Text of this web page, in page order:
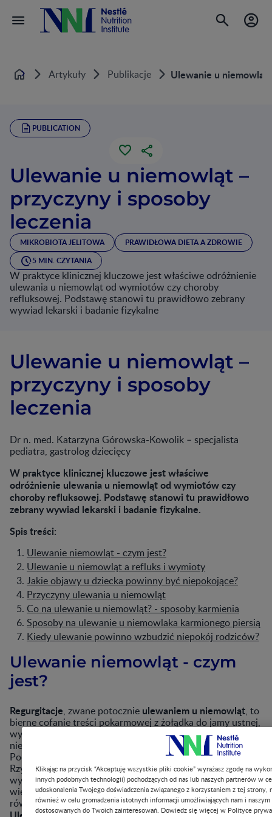
Home Artykuły Publikacje Ulewanie u niemowląt
PUBLICATION
Ulewanie u niemowląt –
przyczyny i sposoby
leczenia
MIKROBIOTA JELITOWA
PRAWIDŁOWA DIETA A ZDROWIE
5 MIN. CZYTANIA
W praktyce klinicznej kluczowe jest właściwe odróżnienie
ulewania u niemowląt od wymiotów czy choroby
refluksowej. Podstawę stanowi tu prawidłowo zebrany
wywiad lekarski i badanie fizykalne
Ulewanie u niemowląt –
przyczyny i sposoby
leczenia
Dr n. med. Katarzyna Górowska-Kowolik – specjalista
pediatra, gastrolog dziecięcy
W praktyce klinicznej kluczowe jest właściwe
odróżnienie ulewania u niemowląt od wymiotów czy
choroby refluksowej. Podstawę stanowi tu prawidłowo
zebrany wywiad lekarski i badanie fizykalne.
Spis treści:
Ulewanie niemowląt - czym jest?
Ulewanie u niemowląt a refluks i wymioty
Jakie objawy u dziecka powinny być niepokojące?
Przyczyny ulewania u niemowląt
Co na ulewanie u niemowląt? - sposoby karmienia
Sposoby na ulewanie u niemowlaka karmionego piersią
Kiedy ulewanie powinno wzbudzić niepokój rodziców?
Ulewanie niemowląt - czym
jest?
Regurgitacje, zwane potocznie ulewaniem u niemowląt, to
bierne cofanie treści pokarmowej z żołądka do jamy ustnej,
występują one u zdrowych i prawidłowo rosnących
niemowląt.
Podstawę rozpoznania regurgitacji stanowią Kryteria
Rzymskie IV, zgodnie z którymi wymagane jest stwierdzenie
występowania objawów cofania treści pokarmowej 2 lub
więcej razy w ciągu dnia przez minimum 3 tygodnie przy
równoczesnym braku objawów alarmowych.
Klikając na przycisk “Akceptuję wszystkie pliki cookie” wyrażasz zgodę na
innych podobnych technologii) pochodzących od nas lub naszych partnerów w
udoskonalenia Twojego doświadczenia związanego z korzystaniem z tej
również w celu gromadzenia istotnych informacji umożliwiających nam i
dostosowanych do Twoich zainteresowań. Dowiedz się więcej w Polityce